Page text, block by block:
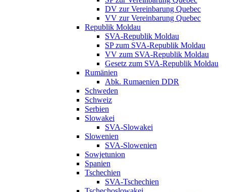
DV zur Vereinbarung Quebec
VV zur Vereinbarung Quebec
Republik Moldau
SVA-Republik Moldau
SP zum SVA-Republik Moldau
VV zum SVA-Republik Moldau
Gesetz zum SVA-Republik Moldau
Rumänien
Abk. Rumaenien DDR
Schweden
Schweiz
Serbien
Slowakei
SVA-Slowakei
Slowenien
SVA-Slowenien
Sowjetunion
Spanien
Tschechien
SVA-Tschechien